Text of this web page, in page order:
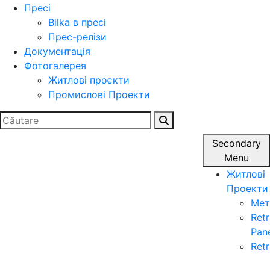
Пресі
Bilka в пресі
Прес-релізи
Документація
Фотогалерея
Житлові проєкти
Промислові Проекти
Search
for:
Secondary
Menu
Житлові
Проекти